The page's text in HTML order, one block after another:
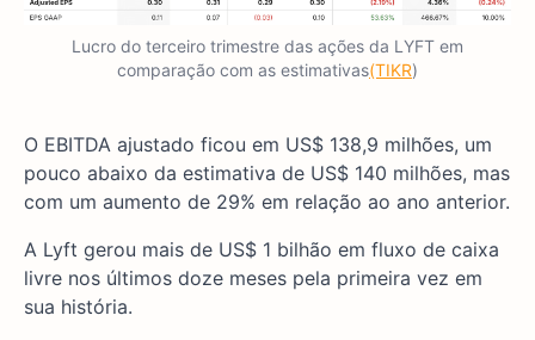
Lucro do terceiro trimestre das ações da LYFT em
comparação com as estimativas(TIKR)
O EBITDA ajustado ficou em US$ 138,9 milhões, um
pouco abaixo da estimativa de US$ 140 milhões, mas
com um aumento de 29% em relação ao ano anterior.
A Lyft gerou mais de US$ 1 bilhão em fluxo de caixa
livre nos últimos doze meses pela primeira vez em
sua história.